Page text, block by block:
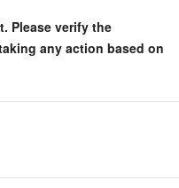
Please verify the
any action based on